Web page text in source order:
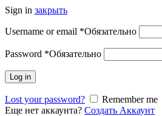
Sign in закрыть
Username or email *Обязательно
Password *Обязательно
Log in
Lost your password?
Remember me
Еще нет аккаунта? Создать Аккаунт